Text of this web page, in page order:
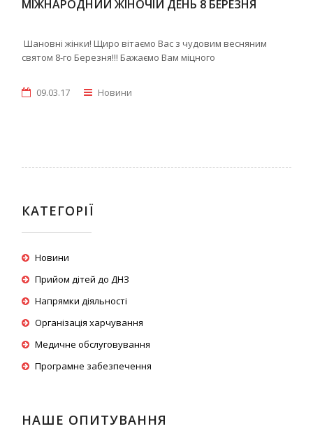
МІЖНАРОДНИЙ ЖІНОЧІЙ ДЕНЬ 8 БЕРЕЗНЯ
Шановні жінки! Щиро вітаємо Вас з чудовим весняним
святом 8-го Березня!!! Бажаємо Вам міцного
09.03.17 Новини
КАТЕГОРІЇ
Новини
Прийом дітей до ДНЗ
Напрямки діяльності
Організація харчування
Медичне обслуговування
Програмне забезпечення
НАШЕ ОПИТУВАННЯ